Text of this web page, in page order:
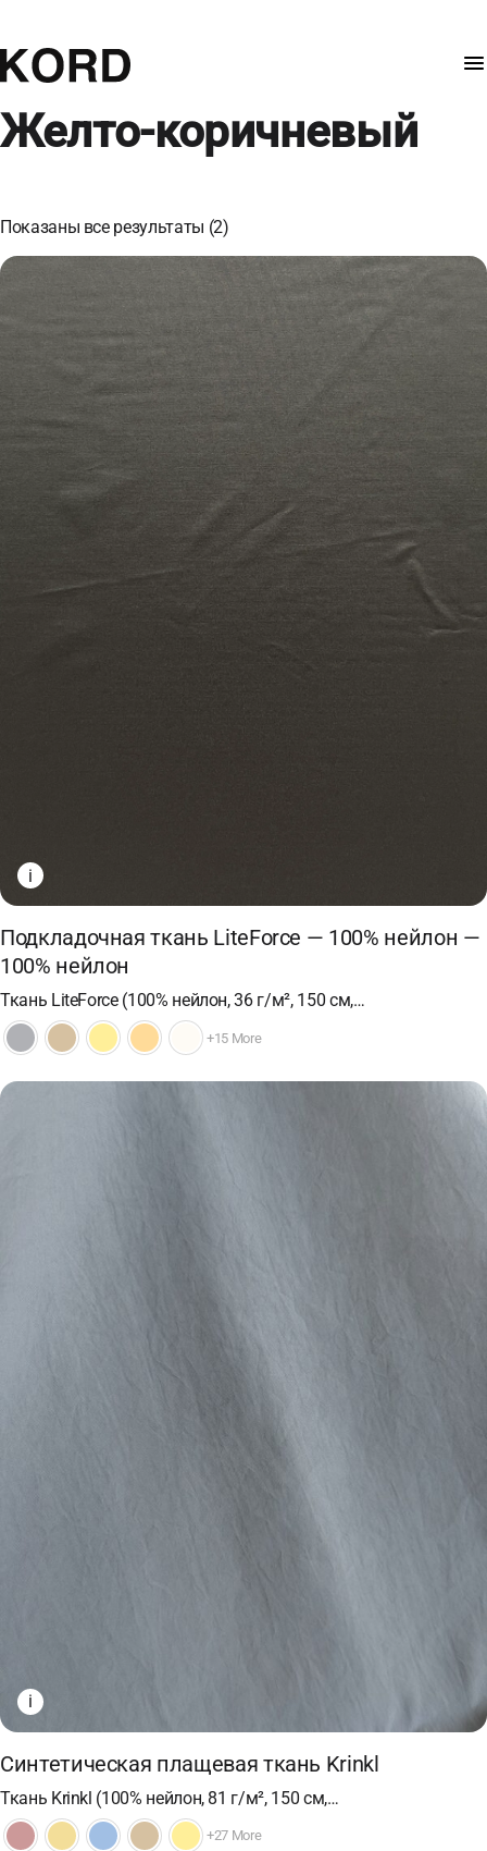
Желто-коричневый
Показаны все результаты (2)
i
Подкладочная ткань LiteForce — 100% нейлон —
100% нейлон
Ткань LiteForce (100% нейлон, 36 г/м², 150 см,…
+15 More
i
Синтетическая плащевая ткань Krinkl
Ткань Krinkl (100% нейлон, 81 г/м², 150 см,…
+27 More